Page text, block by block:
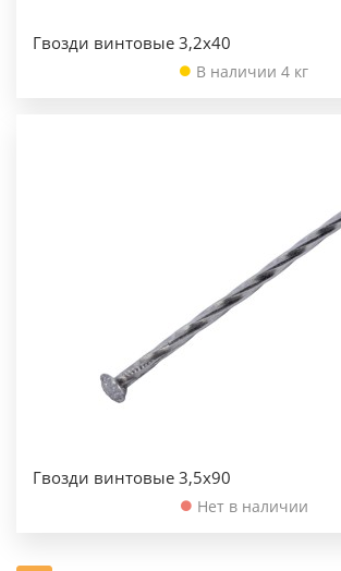
Гвозди винтовые 3,2х40
В наличии 4 кг
Гвозди винтовые 3,5х90
Нет в наличии